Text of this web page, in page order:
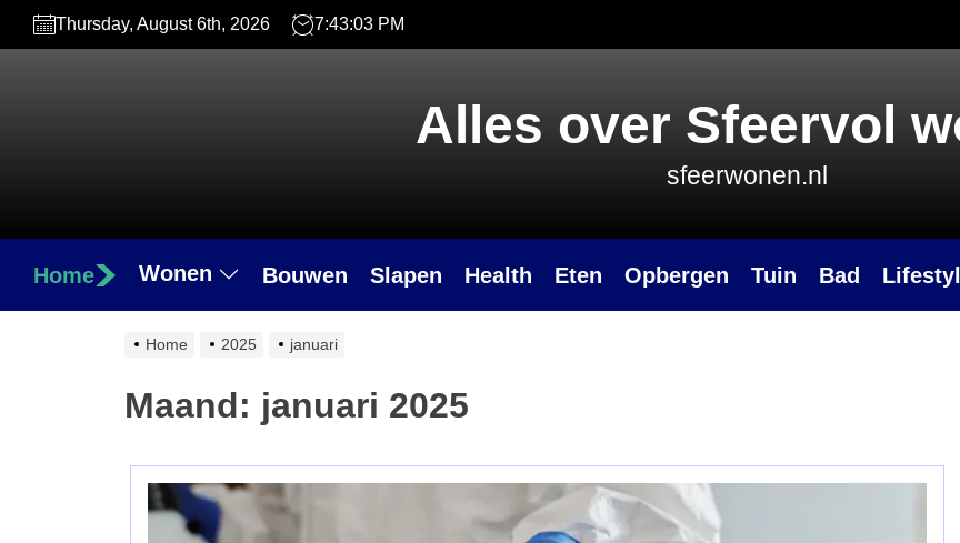
Skip
Thursday, August 6th, 2026 7:43:04 PM
Alles over Sfeervol
sfeerwonen.nl
Home Wonen Bouwen Slapen Health Eten Opbergen Tuin Bad
Home 2025 januari
Maand: januari 2025